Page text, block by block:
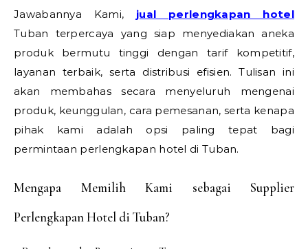
Jawabannya Kami, jual perlengkapan hotel
Tuban terpercaya yang siap menyediakan aneka
produk bermutu tinggi dengan tarif kompetitif,
layanan terbaik, serta distribusi efisien. Tulisan ini
akan membahas secara menyeluruh mengenai
produk, keunggulan, cara pemesanan, serta kenapa
pihak kami adalah opsi paling tepat bagi
permintaan perlengkapan hotel di Tuban.
Mengapa Memilih Kami sebagai Supplier
Perlengkapan Hotel di Tuban?